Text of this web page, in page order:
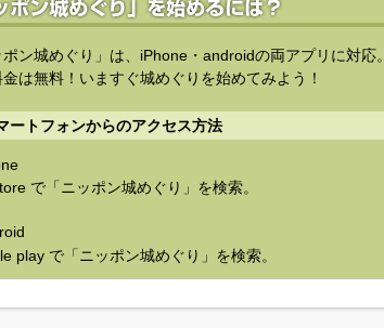
ポン城めぐり」は、iPhone・androidの両アプリに対応。
は無料！いますぐ城めぐりを始めてみよう！
ートフォンからのアクセス方法
で「ニッポン城めぐり」を検索。
play で「ニッポン城めぐり」を検索。